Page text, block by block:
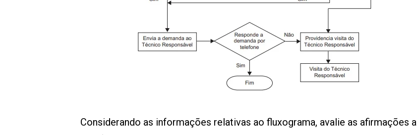
Considerando as informações relativas ao fluxograma, avalie as afirmações a